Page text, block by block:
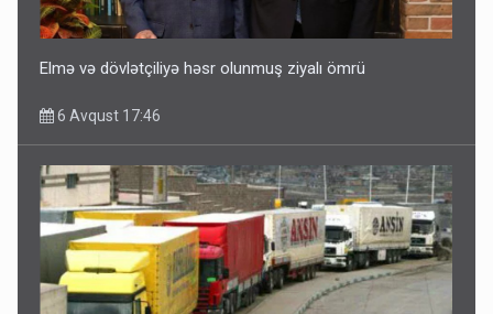
Elmə və dövlətçiliyə həsr olunmuş ziyalı ömrü
6 Avqust 17:46